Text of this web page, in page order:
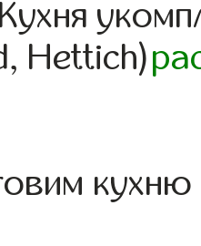
Hettich)